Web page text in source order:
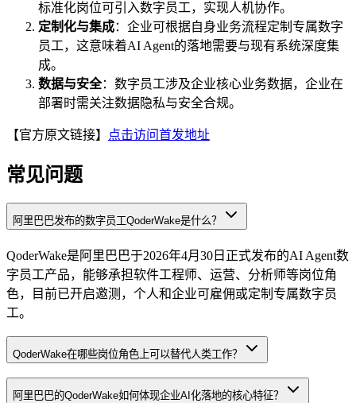
标准化岗位可引入数字员工，实现人机协作。
定制化与集成：企业可根据自身业务流程定制专属数字
员工，这意味着AI Agent的落地需要与现有系统深度集
成。
数据与安全：数字员工涉及企业核心业务数据，企业在
部署时需关注数据隐私与安全合规。
【官方原文链接】 点击访问首发地址
常见问题
阿里巴巴发布的数字员工QoderWake是什么？
QoderWake是阿里巴巴于2026年4月30日正式发布的AI Agent数
字员工产品，能够承担软件工程师、运营、分析师等岗位角
色，目前已开启邀测，个人和企业可雇佣或定制专属数字员
工。
QoderWake在哪些岗位角色上可以替代人类工作？
阿里巴巴的QoderWake如何体现企业AI化落地的核心特征？